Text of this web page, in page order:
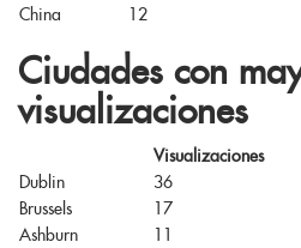
China
12
Ciudades con
visualizaciones
Visualizaciones
Dublin
36
Brussels
17
Ashburn
11